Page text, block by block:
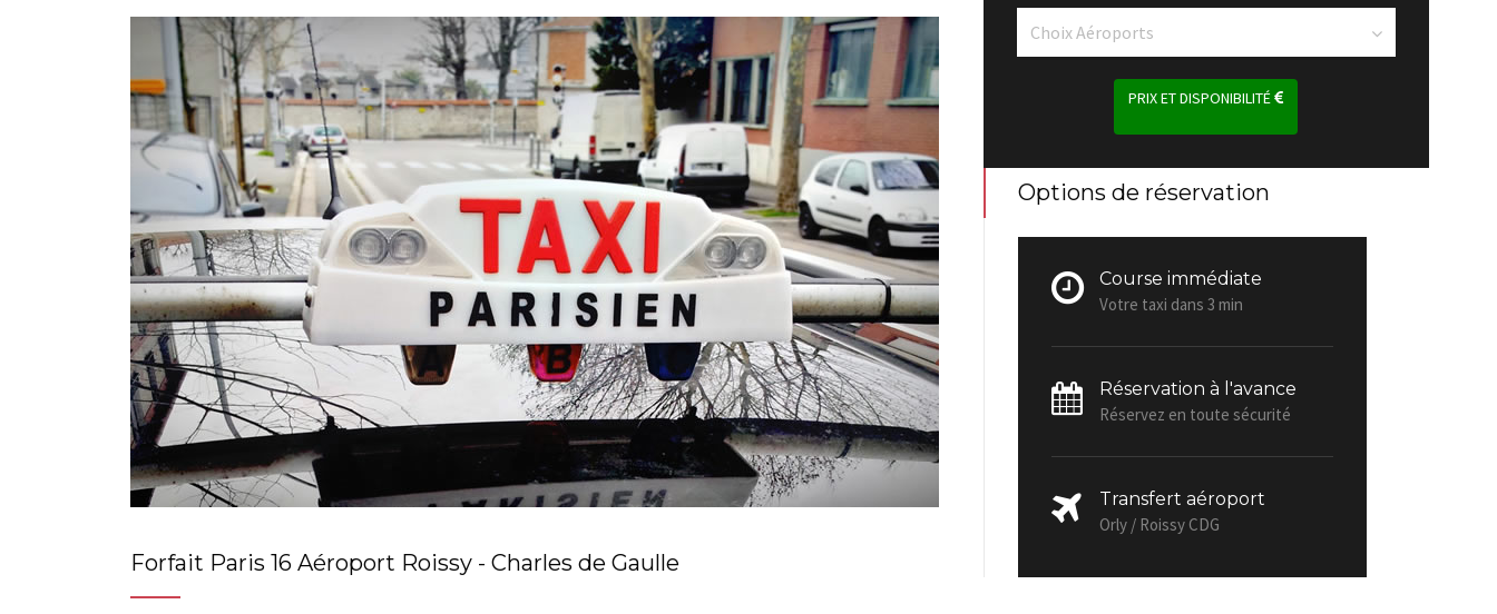
PRIX ET DISPONIBILITÉ
Options de réservation
Course immédiate
Votre taxi dans 3 min
Réservation à l'avance
Réservez en toute sécurité
Transfert aéroport
Orly / Roissy CDG
Forfait Paris 16 Aéroport Roissy - Charles de Gaulle